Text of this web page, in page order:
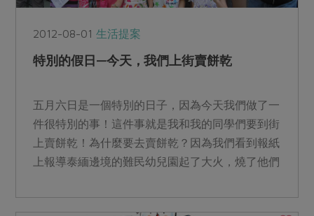
2012-08-01生活提案
特別的假日—今天，我們上街賣餅乾
五月六日是一個特別的日子，因為今天我們做了一
件很特別的事！這件事就是我和我的同學們要到街
上賣餅乾！為什麼要去賣餅乾？因為我們看到報紙
上報導泰緬邊境的難民幼兒園起了大火，燒了他們